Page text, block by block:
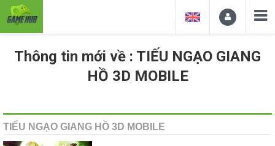
Thông tin mới về : TIẾU NGẠO GIANG
HỒ 3D MOBILE
TIẾU NGẠO GIANG HỒ 3D MOBILE